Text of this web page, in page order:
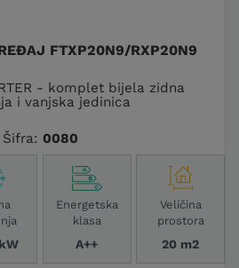
FTXP20N9/RXP20N9
- komplet bijela zidna
i vanjska jedinica
Šifra: 0080
Energetska
klasa
A++
Veličina
prostora
20 m2